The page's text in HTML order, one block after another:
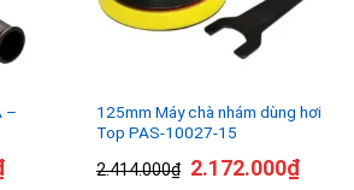
–
125mm Máy chà nhám dùng hơi
Top PAS-10027-15
2.414.000₫ 2.172.000₫